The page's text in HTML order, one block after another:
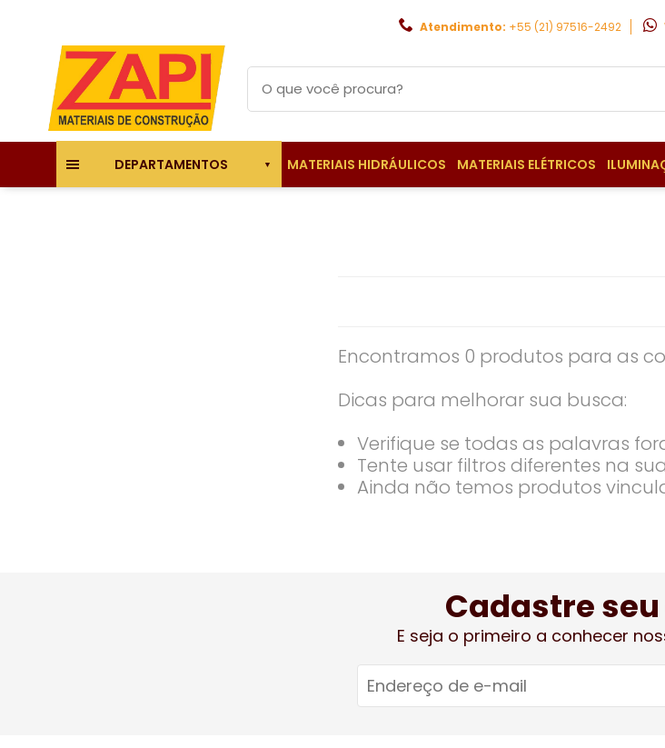
Atendimento: +55 (21) 97516-2492
DEPARTAMENTOS MATERIAIS HIDRÁULICOS MATERIAIS ELÉTRICOS
Encontramos 0 produtos para as
Dicas para melhorar sua busca:
Verifique se todas as palavras
Tente usar filtros diferentes na
Ainda não temos produtos
Cadastre
E seja o primeiro a conhecer